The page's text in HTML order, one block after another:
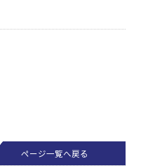
ページ一覧へ戻る